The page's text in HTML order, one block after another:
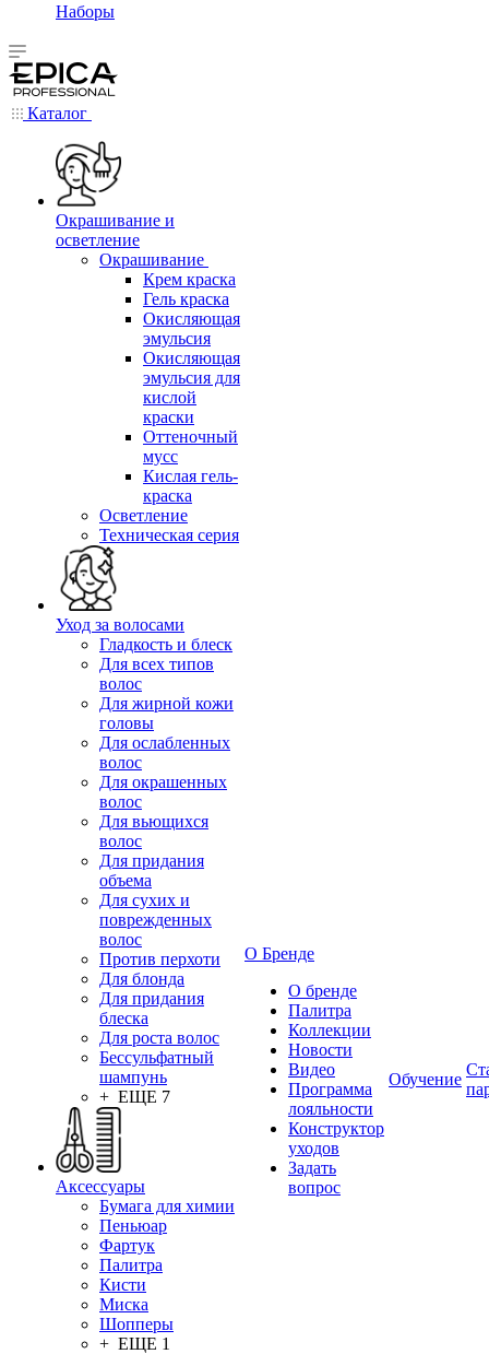
Наборы
Каталог
Окрашивание и
осветление
Окрашивание
Крем краска
Гель краска
Окисляющая
эмульсия
Окисляющая
эмульсия для
кислой
краски
Оттеночный
мусс
Кислая гель-
краска
Осветление
Техническая серия
Уход за волосами
Гладкость и блеск
Для всех типов
волос
Для жирной кожи
головы
Для ослабленных
волос
Для окрашенных
волос
Для вьющихся
волос
Для придания
объема
Для сухих и
поврежденных
волос
Против перхоти
Для блонда
Для придания
блеска
Для роста волос
Бессульфатный
шампунь
+ ЕЩЕ 7
Аксессуары
Бумага для химии
Пеньюар
Фартук
Палитра
Кисти
Миска
Шопперы
+ ЕЩЕ 1
О Бренде
О бренде
Палитра
Коллекции
Новости
Видео
Программа
лояльности
Конструктор
уходов
Задать
вопрос
Обучение